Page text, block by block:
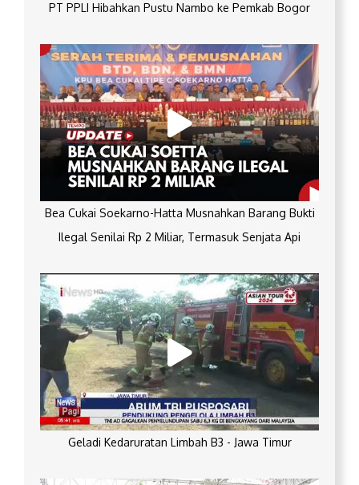
PT PPLI Hibahkan Pustu Nambo ke Pemkab Bogor
Bea Cukai Soekarno-Hatta Musnahkan Barang Bukti
Ilegal Senilai Rp 2 Miliar, Termasuk Senjata Api
Geladi Kedaruratan Limbah B3 - Jawa Timur